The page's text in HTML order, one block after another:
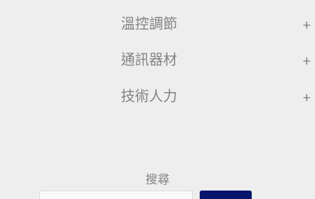
溫控調節 +
通訊器材 +
技術人力 +
搜尋